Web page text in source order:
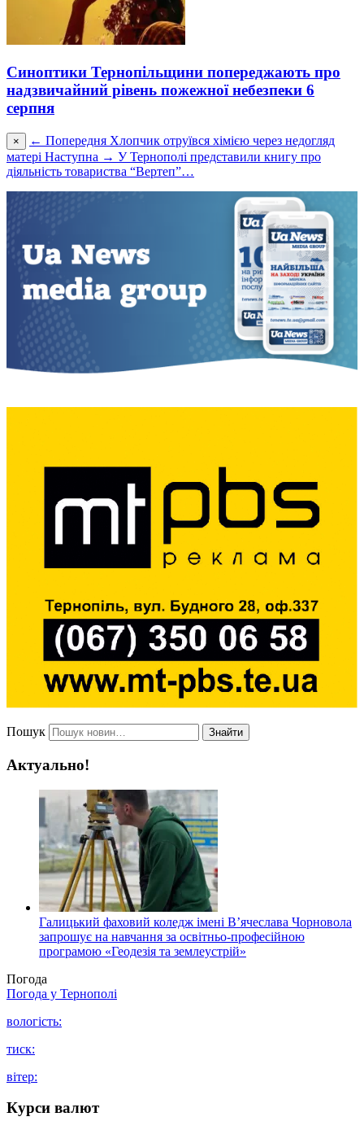
Синоптики Тернопільщини попереджають про
надзвичайний рівень пожежної небезпеки 6
серпня
× ← Попередня Хлопчик отруївся хімією через недогляд
матері Наступна → У Тернополі представили книгу про
діяльність товариства “Вертеп”…
Пошук Знайти
Актуально!
Галицький фаховий коледж імені В’ячеслава Чорновола
запрошує на навчання за освітньо-професійною
програмою «Геодезія та землеустрій»
Погода
Погода у Тернополі
вологість:
тиск:
вітер:
Курси валют